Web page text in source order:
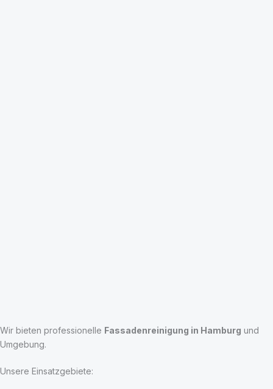
Wir bieten professionelle Fassadenreinigung in Hamburg und
Umgebung.
Unsere Einsatzgebiete: